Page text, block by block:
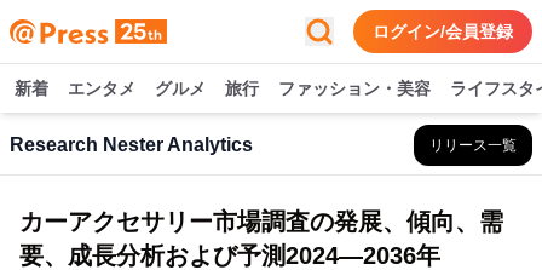
ログイン/会員登録
新着 エンタメ グルメ 旅行 ファッション・美容 ライフスタ
Research Nester Analytics リリース一覧
カーアクセサリー市場調査の発展、傾向、需
要、成長分析および予測2024―2036年